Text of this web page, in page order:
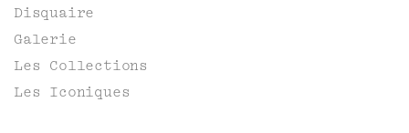
Disquaire
Galerie
Les Collections
Les Iconiques